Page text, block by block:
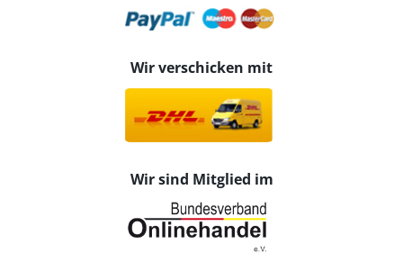
Wir verschicken mit
Wir sind Mitglied im